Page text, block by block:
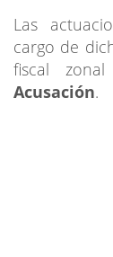
Las
cargo de
fiscal
Acusación.